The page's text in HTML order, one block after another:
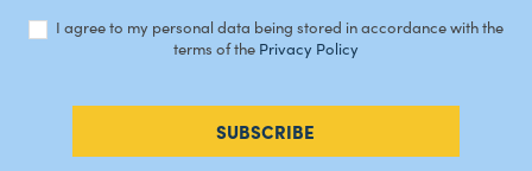
I agree to my personal data being stored in accordance with the
terms of the Privacy Policy
SUBSCRIBE